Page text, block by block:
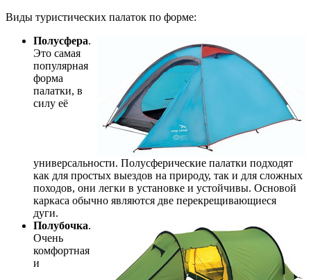
Виды туристических палаток по форме:
Полусфера.
Это самая
популярная
форма
палатки, в
силу её
универсальности. Полусферические палатки подходят
как для простых выездов на природу, так и для сложных
походов, они легки в установке и устойчивы. Основой
каркаса обычно являются две перекрещивающиеся
дуги.
Полубочка.
Очень
комфортная
и